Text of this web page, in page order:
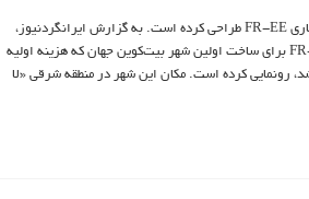
شهر بیت‌کوین را فرناندو رومرو، معمار مکزیکی و بنیانگذار استودیو معماری FR-EE طراحی کرده است. به گزارش ایرانگردنیوز،
نایب بوکله، رئیس جمهوری السالوادور از طرح‌های استودیو معماری FR-EE برای ساخت اولین شهر بیت‌کوین جهان که هزینه اولیه
رونمایی کرده است. مکان این شهر در منطقه شرقی «لا